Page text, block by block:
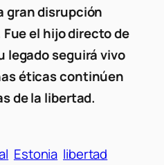
gran disrupción
el hijo directo de
legado seguirá vivo
éticas continúen
de la libertad.
Estonia libertad